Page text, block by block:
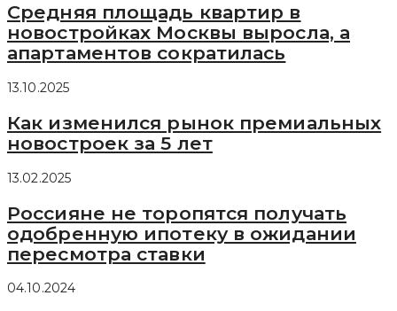
Средняя площадь квартир в
новостройках Москвы выросла, а
апартаментов сократилась
13.10.2025
Как изменился рынок премиальных
новостроек за 5 лет
13.02.2025
Россияне не торопятся получать
одобренную ипотеку в ожидании
пересмотра ставки
04.10.2024